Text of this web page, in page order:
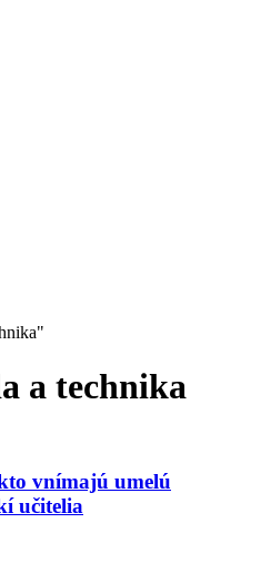
a technika
vnímajú umelú
učitelia